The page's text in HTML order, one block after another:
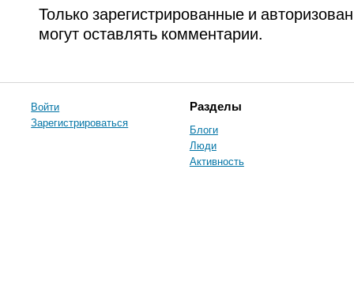
Только зарегистрированные и
могут оставлять комментарии.
Войти
Зарегистрироваться
Разделы
Блоги
Люди
Активность